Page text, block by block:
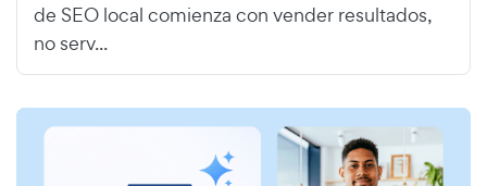
de SEO local comienza con vender resultados,
no serv...